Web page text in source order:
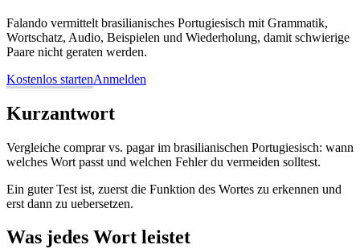
Falando vermittelt brasilianisches Portugiesisch mit Grammatik,
Wortschatz, Audio, Beispielen und Wiederholung, damit schwierige
Paare nicht geraten werden.
Kostenlos startenAnmelden
Kurzantwort
Vergleiche comprar vs. pagar im brasilianischen Portugiesisch: wann
welches Wort passt und welchen Fehler du vermeiden solltest.
Ein guter Test ist, zuerst die Funktion des Wortes zu erkennen und
erst dann zu uebersetzen.
Was jedes Wort leistet